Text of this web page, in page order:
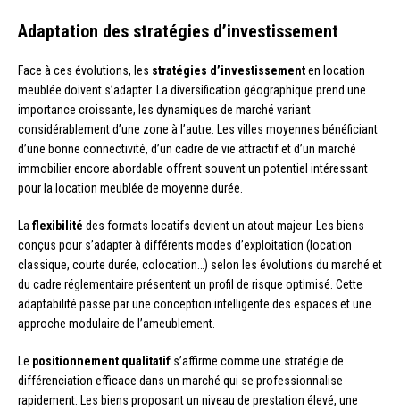
Adaptation des stratégies d’investissement
Face à ces évolutions, les stratégies d’investissementen location
meublée doivent s’adapter. La diversification géographique prend une
importance croissante, les dynamiques de marché variant
considérablement d’une zone à l’autre. Les villes moyennes bénéficiant
d’une bonne connectivité, d’un cadre de vie attractif et d’un marché
immobilier encore abordable offrent souvent un potentiel intéressant
pour la location meublée de moyenne durée.
La flexibilité des formats locatifs devient un atout majeur. Les biens
conçus pour s’adapter à différents modes d’exploitation (location
classique, courte durée, colocation…) selon les évolutions du marché et
du cadre réglementaire présentent un profil de risque optimisé. Cette
adaptabilité passe par une conception intelligente des espaces et une
approche modulaire de l’ameublement.
Le positionnement qualitatif s’affirme comme une stratégie de
différenciation efficace dans un marché qui se professionnalise
rapidement. Les biens proposant un niveau de prestation élevé, une